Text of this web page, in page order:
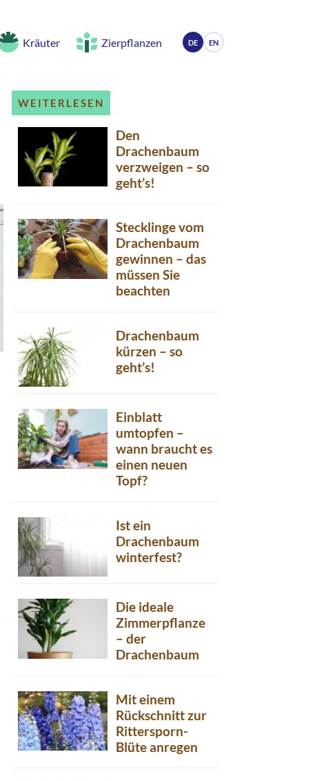
Kräuter Zierpflanzen DE EN
WEITERLESEN
Den
Drachenbaum
verzweigen – so
geht’s!
Stecklinge vom
Drachenbaum
gewinnen – das
müssen Sie
beachten
Drachenbaum
kürzen – so
geht’s!
Einblatt
umtopfen –
wann braucht es
einen neuen
Topf?
Ist ein
Drachenbaum
winterfest?
Die ideale
Zimmerpflanze
– der
Drachenbaum
Mit einem
Rückschnitt zur
Rittersporn-
Blüte anregen